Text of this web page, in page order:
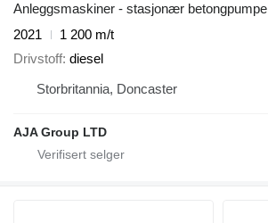
Anleggsmaskiner - stasjonær betongpumpe
2021
1 200 m/t
Drivstoff diesel
Storbritannia, Doncaster
AJA Group LTD